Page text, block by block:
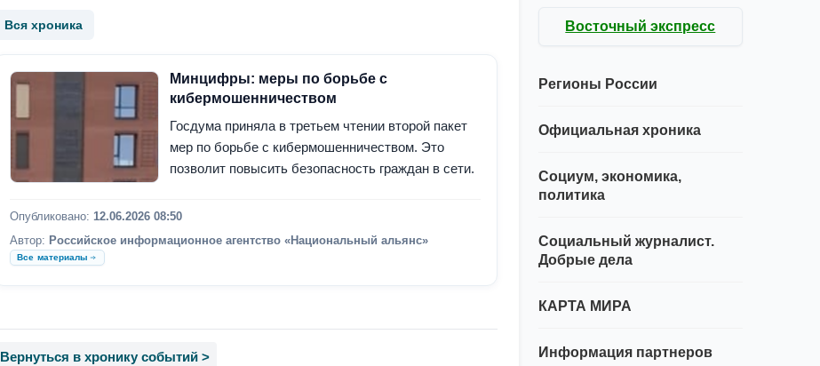
Вся хроника
Минцифры: меры по борьбе с
кибермошенничеством
Госдума приняла в третьем чтении второй пакет
мер по борьбе с кибермошенничеством. Это
позволит повысить безопасность граждан в сети.
Опубликовано:12.06.2026 08:50
Автор: Российское информационное агентство «Национальный альянс»
Все материалы
Вернуться в хронику событий >
Восточный экспресс
Регионы России
Официальная хроника
Социум, экономика,
политика
Социальный журналист.
Добрые дела
КАРТА МИРА
Информация партнеров